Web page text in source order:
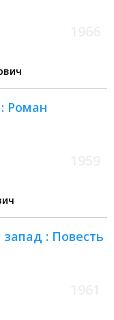
Роман
: Повесть